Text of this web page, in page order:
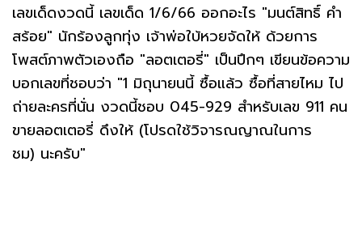
เลขเด็ดงวดนี้ เลขเด็ด 1/6/66 ออกอะไร "มนต์สิทธิ์ คำ
สร้อย" นักร้องลูกทุ่ง เจ้าพ่อใบ้หวยจัดให้ ด้วยการ
โพสต์ภาพตัวเองถือ "ลอตเตอรี่" เป็นปึกๆ เขียนข้อความ
บอกเลขที่ชอบว่า "1 มิถุนายนนี้ ซื้อแล้ว ซื้อที่สายไหม ไป
ถ่ายละครที่นั่น งวดนี้ชอบ 045-929 สำหรับเลข 911 คน
ขายลอตเตอรี่ ดึงให้ (โปรดใช้วิจารณญาณในการ
ชม) นะครับ"